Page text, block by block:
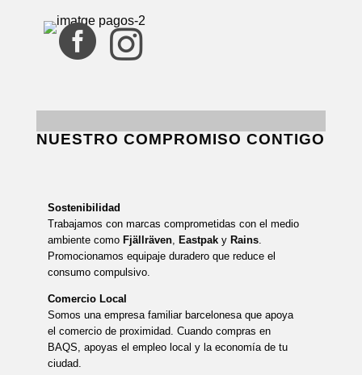
 
NUESTRO COMPROMISO CONTIGO
Sostenibilidad
Trabajamos con marcas comprometidas con el medio
ambiente como Fjällräven, Eastpak y Rains.
Promocionamos equipaje duradero que reduce el
consumo compulsivo.
Comercio Local
Somos una empresa familiar barcelonesa que apoya
el comercio de proximidad. Cuando compras en
BAQS, apoyas el empleo local y la economía de tu
ciudad.